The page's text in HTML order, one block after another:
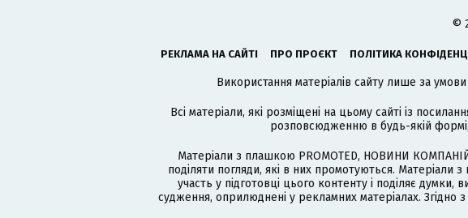
©
РЕКЛАМА НА САЙТІ ПРО ПРОЄКТ ПОЛІТИКА
Використання матеріалів сайту лише за
Всі матеріали, які розміщені на цьому сайті із
розповсюдженню в будь-якій
Матеріали з плашкою PROMOTED, НОВИНИ
поділяти погляди, які в них промотуються.
участь у підготовці цього контенту і поділяє думки,
судження, оприлюднені у рекламних матеріалах. Згідно